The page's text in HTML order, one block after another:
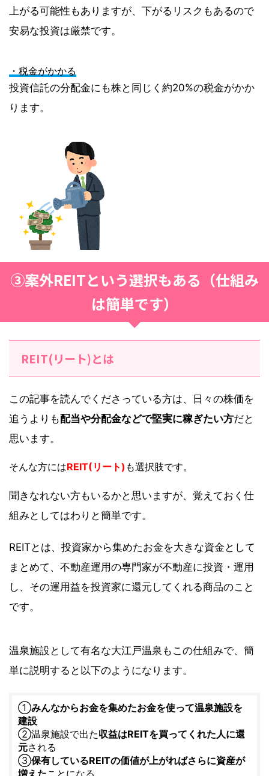
上がる可能性もありますが、下がるリスクもあるので
安易な投資は厳禁です。
・税金がかかる
投資信託の分配金にも株と同じく約20%の税金がかか
ります。
③案外REITという選択もある（仕組み
は簡単です）
REIT(リート)とは
この記事を読んでくださっている方は、日々の株価を
追うよりも配当や分配金などで堅実に稼ぎたい方だと
思います。
そんな方にはREIT(リート) も選択肢です。
聞きなれない方もいるかと思いますが、覚えておく仕
組みとしてはわりと簡単です。
REITとは、投資家から集めたお金を大きな資金として
まとめて、不動産運用の専門家が不動産に投資・運用
し、その運用益を投資家に還元してくれる商品のこと
です。
温泉施設として有名な大江戸温泉もこの仕組みで、簡
単に説明すると以下のようになります。
①みんなからお金を集めたお金を使って温泉施設を
建設
②温泉施設で出た収益はREITを買ってくれた人に還
元される
③保有しているREITの価値が上がればさらに資産が
増えた ことになる